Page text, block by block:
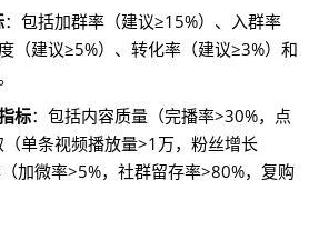
：包括加群率（建议≥15%）、入群率
（建议≥5%）、转化率（建议≥3%）和
标：包括内容质量（完播率>30%，点
单条视频播放量>1万，粉丝增长
加微率>5%，社群留存率>80%，复购